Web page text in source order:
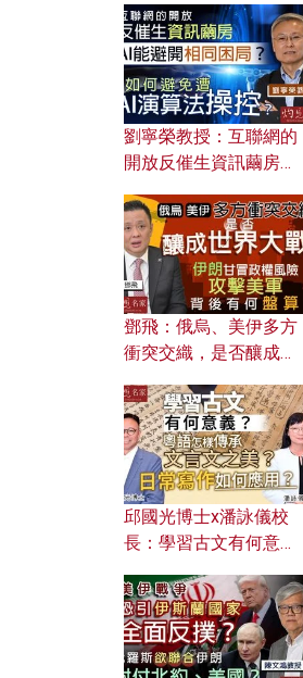
劉寧榮教授：互聯網的
開放反催生資訊繭房，
何避免遭AI演算法操
控？
鄧飛：俄烏、美伊多方
衝突交織，是否釀成世
風險攻擊美軍，背後有
何盤算？
邱國光博士x潘詠儀校
長：學習古文有何意
文之美？ 日常寫作如何
應用？